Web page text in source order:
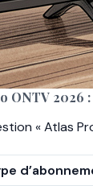
ONTV 2026
« Atlas